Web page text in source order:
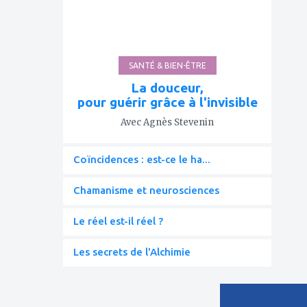
SANTÉ & BIEN-ÊTRE
La douceur,
pour guérir grâce à l'invisible
Avec Agnès Stevenin
Coïncidences : est-ce le ha...
Chamanisme et neurosciences
Le réel est-il réel ?
Les secrets de l'Alchimie